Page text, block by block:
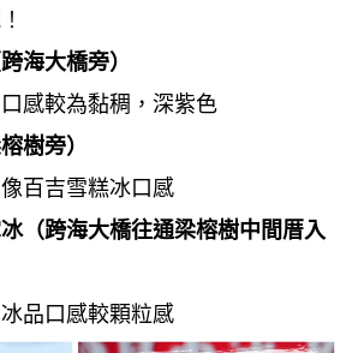
海大橋旁）
感較為黏稠，深紫色
樹旁）
百吉雪糕冰口感
（跨海大橋往通梁榕樹中間厝入
品口感較顆粒感